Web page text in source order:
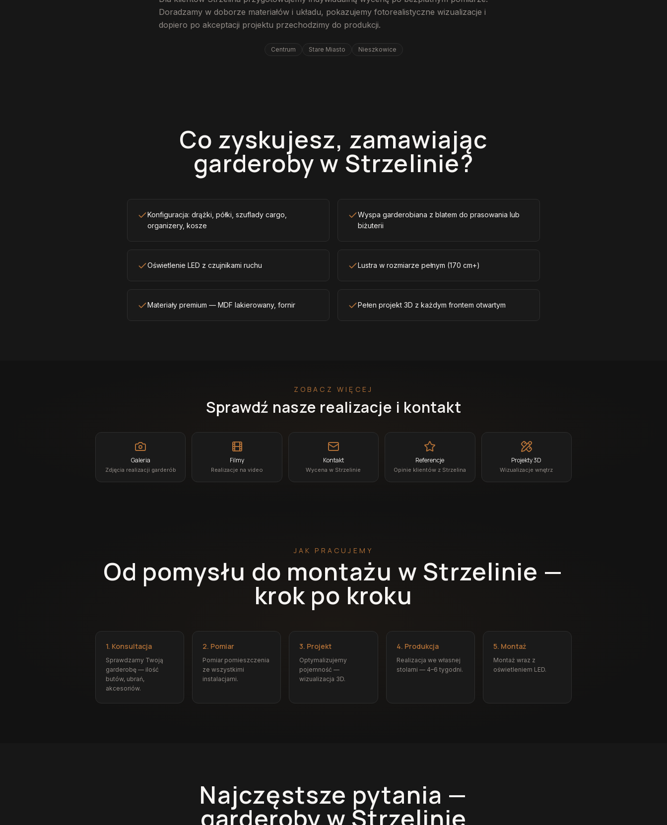
Doradzamy w doborze materiałów i układu, pokazujemy fotorealistyczne wizualizacje i
dopiero po akceptacji projektu przechodzimy do produkcji.
Centrum Stare Miasto Nieszkowice
Co zyskujesz, zamawiając
garderoby w Strzelinie?
Konfiguracja: drążki, półki, szuflady cargo,
organizery, kosze
Wyspa garderobiana z blatem do prasowania lub
biżuterii
Oświetlenie LED z czujnikami ruchu Lustra w rozmiarze pełnym (170 cm+)
Materiały premium — MDF lakierowany, fornir Pełen projekt 3D z każdym frontem otwartym
ZOBACZ WIĘCEJ
Sprawdź nasze realizacje i kontakt
Galeria
Zdjęcia realizacji garderób
Filmy
Realizacje na video
Kontakt
Wycena w Strzelinie
Referencje
Opinie klientów z Strzelina
Projekty 3D
Wizualizacje wnętrz
JAK PRACUJEMY
Od pomysłu do montażu w Strzelinie —
krok po kroku
1. Konsultacja
Sprawdzamy Twoją
garderobę — ilość
butów, ubrań,
akcesoriów.
2. Pomiar
Pomiar pomieszczenia
ze wszystkimi
instalacjami.
3. Projekt
Optymalizujemy
pojemność —
wizualizacja 3D.
4. Produkcja
Realizacja we własnej
stolarni — 4–6 tygodni.
5. Montaż
Montaż wraz z
oświetleniem LED.
Najczęstsze pytania —
garderoby w Strzelinie